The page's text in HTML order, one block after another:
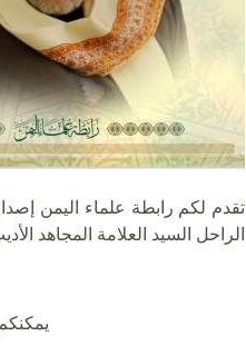
تقدم لكم رابطة علماء اليمن
الراحل السيد العلامة المجاهد